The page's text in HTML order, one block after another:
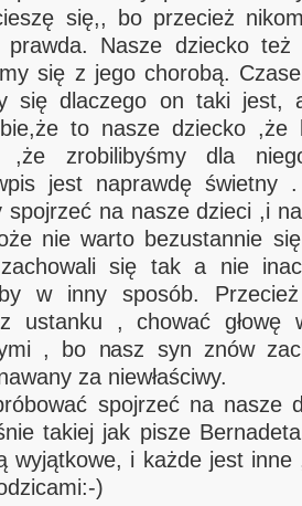
się,, bo przecież
Nasze dziecko
się z jego chorobą.
się dlaczego on taki jest,
to nasze dziecko ,że
,że zrobilibyśmy dla
jest naprawdę świetny
spojrzeć na nasze dzieci ,i
nie warto bezustannie
się tak a nie
w inny sposób.
ustanku , chować głowę
, bo nasz syn znów
za niewłaściwy.
spojrzeć na nasze
takiej jak pisze
wyjątkowe, i każde jest
)